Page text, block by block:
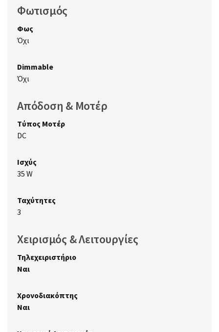
Φωτισμός
Φως
Όχι
Dimmable
Όχι
Απόδοση & Μοτέρ
Τύπος Μοτέρ
DC
Ισχύς
35 W
Ταχύτητες
3
Χειρισμός & Λειτουργίες
Τηλεχειριστήριο
Ναι
Χρονοδιακόπτης
Ναι